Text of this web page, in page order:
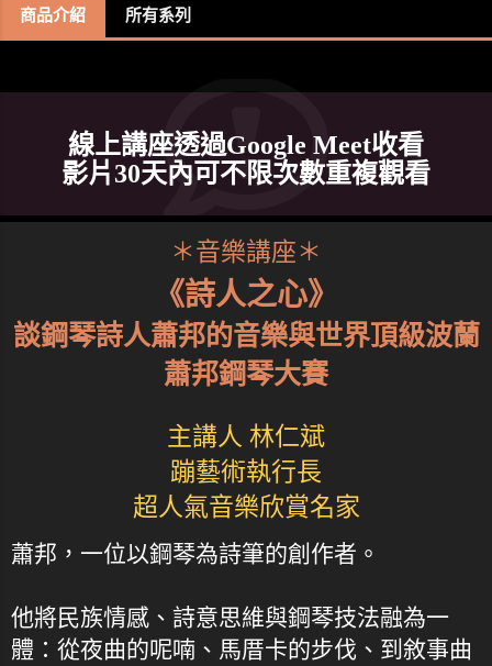
商品介紹 所有系列
線上講座透過Google Meet收看
影片30天內可不限次數重複觀看
＊音樂講座＊
《詩人之心》
談鋼琴詩人蕭邦的音樂與世界頂級波蘭
蕭邦鋼琴大賽
主講人 林仁斌
蹦藝術執行長
超人氣音樂欣賞名家
蕭邦，一位以鋼琴為詩筆的創作者。
他將民族情感、詩意思維與鋼琴技法融為一
體：從夜曲的呢喃、馬厝卡的步伐、到敘事曲